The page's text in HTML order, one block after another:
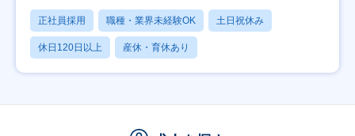
正社員採用 職種・業界未経験OK 土日祝休み
休日120日以上 産休・育休あり